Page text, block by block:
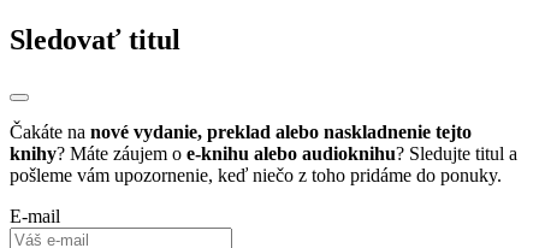
Sledovať titul
Čakáte na nové vydanie, preklad alebo naskladnenie tejto
knihy? Máte záujem o e-knihu alebo audioknihu? Sledujte titul a
pošleme vám upozornenie, keď niečo z toho pridáme do ponuky.
E-mail